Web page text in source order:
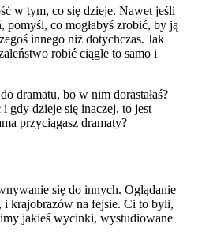
w tym, co się dzieje. Nawet jeśli
pomyśl, co mogłabyś zrobić, by ją
innego niż dotychczas. Jak
robić ciągle to samo i
dramatu, bo w nim dorastałaś?
gdy dzieje się inaczej, to jest
przyciągasz dramaty?
się do innych. Oglądanie
i krajobrazów na fejsie. Ci to byli,
jakieś wycinki, wystudiowane